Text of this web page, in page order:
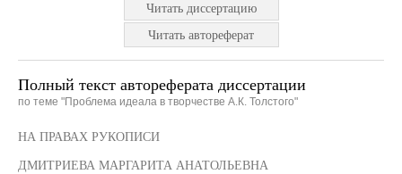
Читать диссертацию
Читать автореферат
Полный текст автореферата диссертации
по теме "Проблема идеала в творчестве А.К. Толстого"
НА ПРАВАХ РУКОПИСИ
ДМИТРИЕВА МАРГАРИТА АНАТОЛЬЕВНА